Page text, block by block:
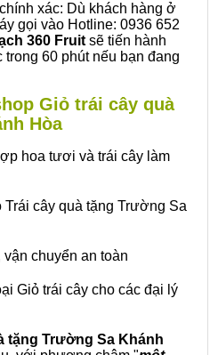
xác: Dù khách hàng ở
gọi vào Hotline: 0936 652
360 Fruit sẽ tiến hành
60 phút nếu bạn đang
Giỏ trái cây quà
Hòa
hoa tươi và trái cây làm
cây quà tặng Trường Sa
chuyển an toàn
Giỏ trái cây cho các đại lý
tặng Trường Sa Khánh